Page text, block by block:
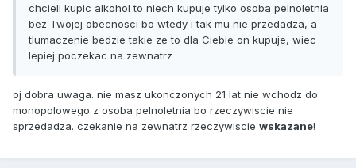
chcieli kupic alkohol to niech kupuje tylko osoba pelnoletnia
bez Twojej obecnosci bo wtedy i tak mu nie przedadza, a
tlumaczenie bedzie takie ze to dla Ciebie on kupuje, wiec
lepiej poczekac na zewnatrz
oj dobra uwaga. nie masz ukonczonych 21 lat nie wchodz do
monopolowego z osoba pelnoletnia bo rzeczywiscie nie
sprzedadza. czekanie na zewnatrz rzeczywiscie wskazane!